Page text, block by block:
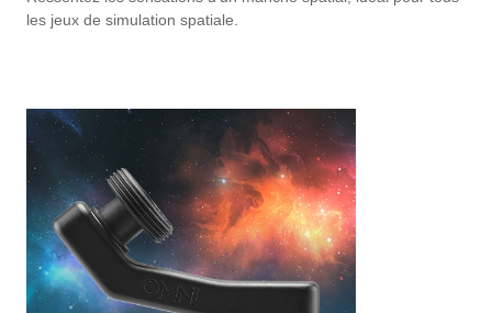
les jeux de simulation spatiale.